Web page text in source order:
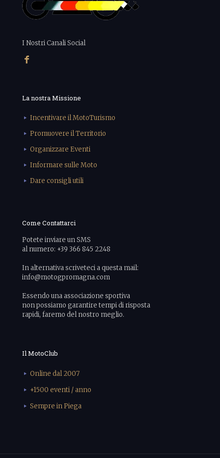
I Nostri Canali Social
La nostra Missione
Incentivare il MotoTurismo
Promuovere il Territorio
Organizzare Eventi
Informare sulle Moto
Dare consigli utili
Come Contattarci
Potete inviare un SMS
al numero: +39 366 845 2248
In alternativa scriveteci a questa mail:
info@motogpromagna.com
Essendo una associazione sportiva
non possiamo garantire tempi di risposta
rapidi, faremo del nostro meglio.
Il MotoClub
Online dal 2007
+1500 eventi / anno
Sempre in Piega